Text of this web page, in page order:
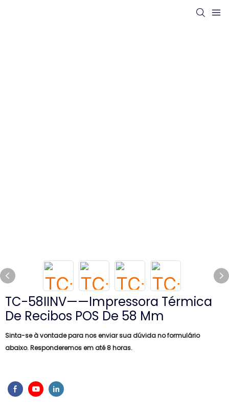
TC-58IINV——Impressora Térmica
De Recibos POS De 58 Mm
Sinta-se à vontade para nos enviar sua dúvida no formulário
abaixo. Responderemos em até 8 horas.